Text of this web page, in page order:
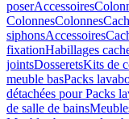
poserAccessoires
ColonnesColonnes
siphonsAccessoires
fixationHabillages
jointsDosseretsKits de
meuble basPacks
détachées pour Packs
de salle de bains